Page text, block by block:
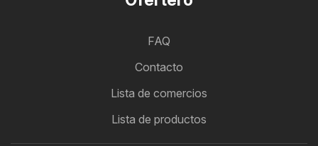
FAQ
Contacto
Lista de comercios
Lista de productos